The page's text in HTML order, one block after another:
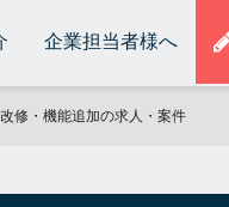
企業担当者様へ
修・機能追加の求人・案件